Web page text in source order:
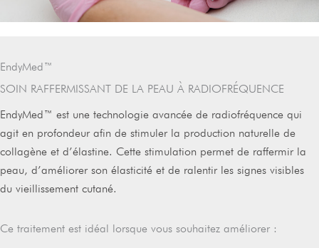
EndyMed™
SOIN RAFFERMISSANT DE LA PEAU À RADIOFRÉQUENCE
EndyMed™ est une technologie avancée de radiofréquence qui
agit en profondeur afin de stimuler la production naturelle de
collagène et d’élastine. Cette stimulation permet de raffermir la
peau, d’améliorer son élasticité et de ralentir les signes visibles
du vieillissement cutané.
Ce traitement est idéal lorsque vous souhaitez améliorer :